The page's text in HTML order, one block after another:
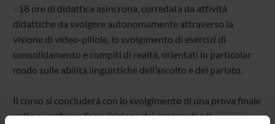
- 18 ore di didattica asincrona, corredata da attività
didattiche da svolgere autonomamente attraverso la
visione di video-pillole, lo svolgimento di esercizi di
consolidamento e compiti di realtà, orientati in particolar
modo sulle abilità linguistiche dell’ascolto e del parlato.
Il corso si concluderà con lo svolgimento di una prova finale
volta a verificare l’acquisizione dei contenuti e il